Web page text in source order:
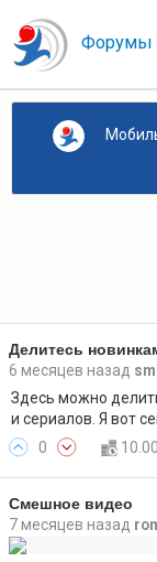
Форумы
Делитесь
6 месяцев назад
Здесь можно
и сериалов. Я вот
0
Смешное видео
7 месяцев назад